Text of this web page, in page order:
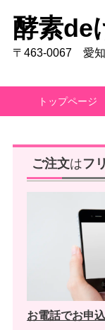
酵素de
〒463-0067 愛知
トップページ
ご注文はフ
お電話でお申